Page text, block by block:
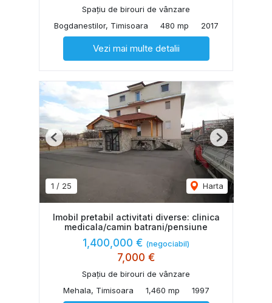
Spațiu de birouri de vânzare
Bogdanestilor, Timisoara
480 mp 2017
Vezi mai multe detalii
1 / 25 Harta
Previous Next
Imobil pretabil activitati diverse: clinica
medicala/camin batrani/pensiune
1,400,000 € (negociabil)
7,000 €
Spațiu de birouri de vânzare
Mehala, Timisoara
1,460 mp 1997